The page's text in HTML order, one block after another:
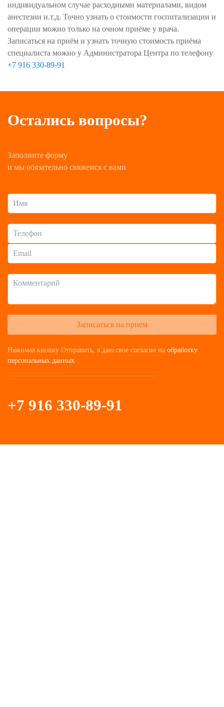
индивидуальном случае расходными материалами, видом
анестезии и.т.д. Точно узнать о стоимости госпитализации и
операции можно только на очном приёме у врача.
Записаться на приём и узнать точную стоимость приёма
специалиста можно у Администратора Центра по телефону
+7 916 330-89-91
Остались вопросы?
Заполните форму
и мы обязательно свяжемся с вами
Записаться на прием
Нажимая кнопку Отправить, я даю свое согласие на обработку
персональных данных
+7 916 330-89-91